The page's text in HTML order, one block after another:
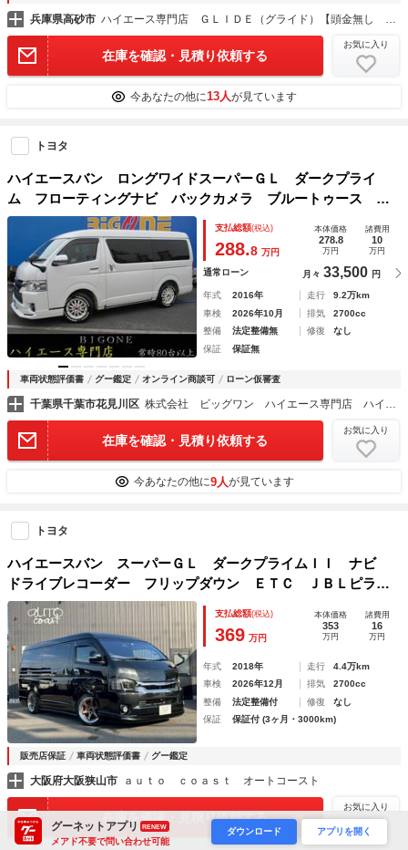
兵庫県高砂市
在庫を確認・見積り依頼する
お気に入り
今あなたの他に13人が見ています
トヨタ
ハイエースバン ロングワイドスーパーＧＬ ダークプライ
ム フローティングナビ バックカメラ ブルートゥース Ｅ
ＴＣ ＡＣ１００Ｖ パワースライドドア スマートキー Ｌ
ＥＤヘッドライト
支払総額(税込)
288.8 万円
本体価格
278.8
万円
諸費用
10
万円
通常ローン 月々 33,500 円
年式 2016年 走行
9.2万km
車検
2026年10月 排気
2700cc
整備
法定整備無 修復
なし
保証
保証無
車両状態評価書 グー鑑定 オンライン商談可 ローン仮審査
千葉県千葉市花見川区 株式会社 ビッグワン ハイエース専門店 ハイエース・ハイエースワイド店
在庫を確認・見積り依頼する
お気に入り
今あなたの他に9人が見ています
トヨタ
ハイエースバン スーパーＧＬ ダークプライムＩＩ ナビ
ドライブレコーダー フリップダウン ＥＴＣ ＪＢＬピラー
スピーカー オートリタッチミラー コートテクトガラス オ
ーバーフェンダー ベットキット ２．５インチダウン
支払総額(税込)
369 万円
本体価格
353
万円
諸費用
16
万円
年式 2018年 走行
4.4万km
車検
2026年12月 排気
2700cc
整備
法定整備付 修復
なし
保証
保証付 (3ヶ月・3000km)
販売店保証 車両状態評価書 グー鑑定
大阪府大阪狭山市 ａｕｔｏ ｃｏａｓｔ オートコースト
在庫を確認・見積り依頼する
お気に入り
グーネットアプリ RENEW
メアド不要で問い合わせ可能
ダウンロード アプリを開く